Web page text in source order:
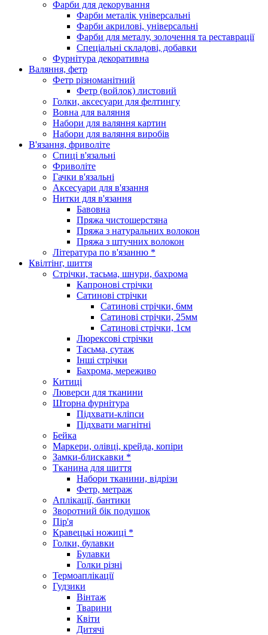
Фарби для декорування
Фарби металік універсальні
Фарби акрилові, універсальні
Фарби для металу, золочення та реставрації
Спеціальні складові, добавки
Фурнітура декоративна
Валяння, фетр
Фетр різноманітний
Фетр (войлок) листовий
Голки, аксесуари для фелтингу
Вовна для валяння
Набори для валяння картин
Набори для валяння виробів
В'язання, фриволіте
Спиці в'язальні
Фриволіте
Гачки в'язальні
Аксесуари для в'язання
Нитки для в'язання
Бавовна
Пряжа чистошерстяна
Пряжа з натуральних волокон
Пряжа з штучних волокон
Література по в'язанню *
Квілтінг, шиття
Стрічки, тасьма, шнури, бахрома
Капронові стрічки
Сатинові стрічки
Сатинові стрічки, 6мм
Сатинові стрічки, 25мм
Сатинові стрічки, 1см
Люрексові стрічки
Тасьма, сутаж
Інші стрічки
Бахрома, мереживо
Китиці
Люверси для тканини
Шторна фурнітура
Підхвати-кліпси
Підхвати магнітні
Бейка
Маркери, олівці, крейда, копіри
Замки-блискавки *
Тканина для шиття
Набори тканини, відрізи
Фетр, метраж
Аплікації, бантики
Зворотний бік подушок
Пір'я
Кравецькі ножиці *
Голки, булавки
Булавки
Голки різні
Термоаплікації
Гудзики
Вінтаж
Тварини
Квіти
Дитячі